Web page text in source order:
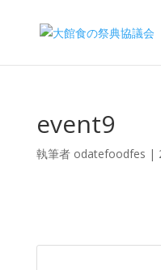
event9
執筆者 odatefoodfes |